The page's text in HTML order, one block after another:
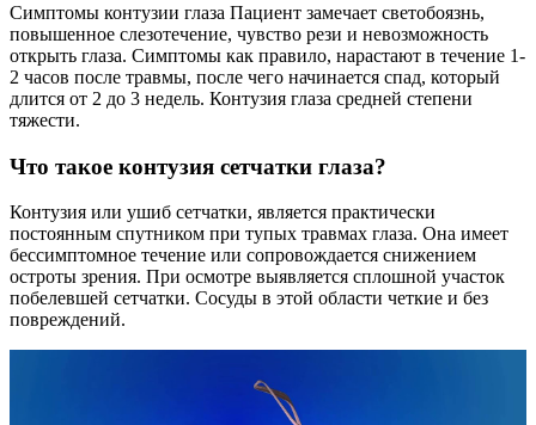
Симптомы контузии глаза Пациент замечает светобоязнь,
повышенное слезотечение, чувство рези и невозможность
открыть глаза. Симптомы как правило, нарастают в течение 1-
2 часов после травмы, после чего начинается спад, который
длится от 2 до 3 недель. Контузия глаза средней степени
тяжести.
Что такое контузия сетчатки глаза?
Контузия или ушиб сетчатки, является практически
постоянным спутником при тупых травмах глаза. Она имеет
бессимптомное течение или сопровождается снижением
остроты зрения. При осмотре выявляется сплошной участок
побелевшей сетчатки. Сосуды в этой области четкие и без
повреждений.